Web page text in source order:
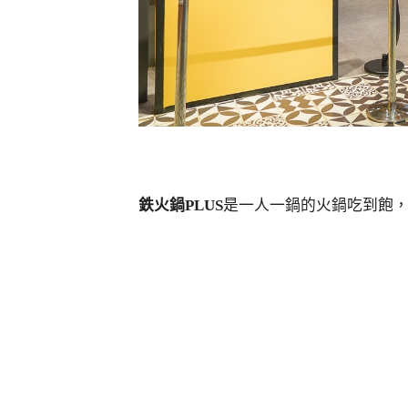
鉄火鍋PLUS是一人一鍋的火鍋吃到飽，